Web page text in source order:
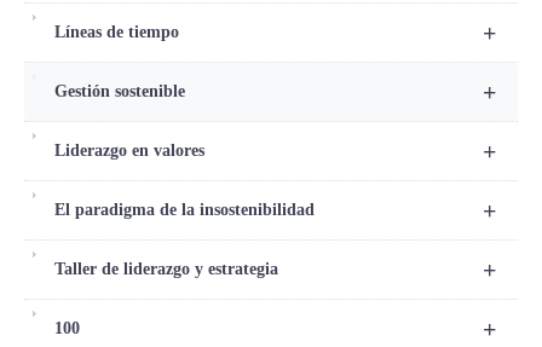
+
Líneas de tiempo
+
Gestión sostenible
+
Liderazgo en valores
+
El paradigma de la insostenibilidad
+
Taller de liderazgo y estrategia
+
100